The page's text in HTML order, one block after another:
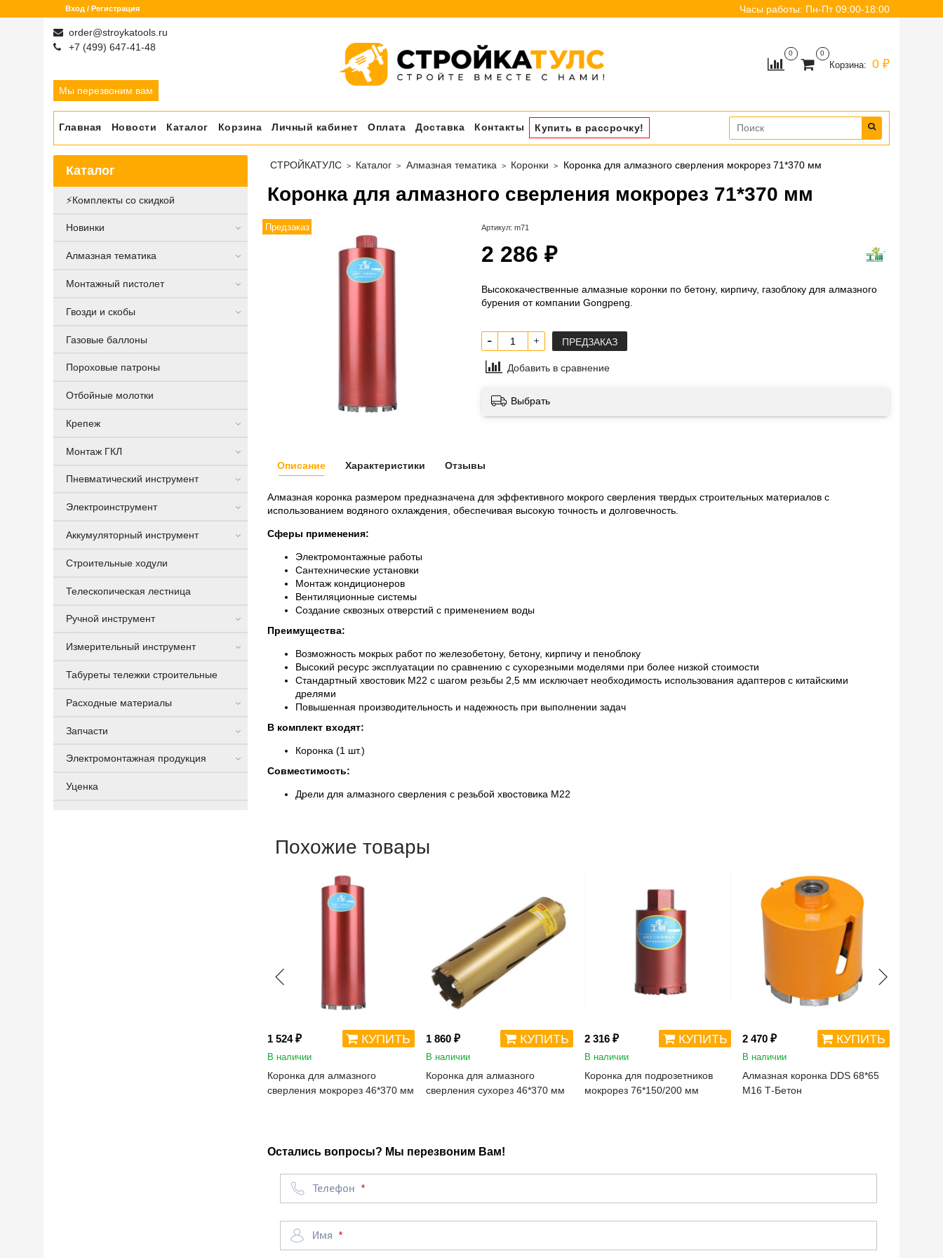
Вход / Регистрация Часы работы: Пн-Пт 09:00-18:00
order@stroykatools.ru
+7 (499) 647-41-48
Мы перезвоним вам
0 0
Корзина: 0 ₽
Главная Новости Каталог Корзина Личный кабинет Оплата Доставка Контакты Купить в рассрочку!
СТРОЙКАТУЛС Каталог Алмазная тематика Коронки Коронка для алмазного сверления мокрорез 71*370 мм
Коронка для алмазного сверления мокрорез 71*370 мм
Предзаказ Артикул: m71
2 286 ₽
Высококачественные алмазные коронки по бетону, кирпичу, газоблоку для алмазного
бурения от компании Gongpeng.
ПРЕДЗАКАЗ
Добавить в сравнение
Выбрать
Описание
Алмазная коронка размером предназначена для эффективного мокрого сверления твердых строительных материалов с
использованием водяного охлаждения, обеспечивая высокую точность и долговечность.
Сферы применения:
Электромонтажные работы
Сантехнические установки
Монтаж кондиционеров
Вентиляционные системы
Создание сквозных отверстий с применением воды
Преимущества:
Возможность мокрых работ по железобетону, бетону, кирпичу и пеноблоку
Высокий ресурс эксплуатации по сравнению с сухорезными моделями при более низкой стоимости
Стандартный хвостовик M22 с шагом резьбы 2,5 мм исключает необходимость использования адаптеров с китайскими
дрелями
Повышенная производительность и надежность при выполнении задач
В комплект входят:
Коронка (1 шт.)
Совместимость:
Дрели для алмазного сверления с резьбой хвостовика M22
Характеристики Отзывы
Похожие товары
1 524 ₽ КУПИТЬ
В наличии
Коронка для алмазного
сверления мокрорез 46*370 мм
1 860 ₽ КУПИТЬ
В наличии
Коронка для алмазного
сверления сухорез 46*370 мм
2 316 ₽ КУПИТЬ
В наличии
Коронка для подрозетников
мокрорез 76*150/200 мм
2 470 ₽ КУПИТЬ
В наличии
Алмазная коронка DDS 68*65
М16 Т-Бетон
Остались вопросы? Мы перезвоним Вам!
Телефон
Имя
Каталог
⚡️Комплекты со скидкой
Новинки
Алмазная тематика
Монтажный пистолет
Гвозди и скобы
Газовые баллоны
Пороховые патроны
Отбойные молотки
Крепеж
Монтаж ГКЛ
Пневматический инструмент
Электроинструмент
Аккумуляторный инструмент
Строительные ходули
Телескопическая лестница
Ручной инструмент
Измерительный инструмент
Табуреты тележки строительные
Расходные материалы
Запчасти
Электромонтажная продукция
Уценка